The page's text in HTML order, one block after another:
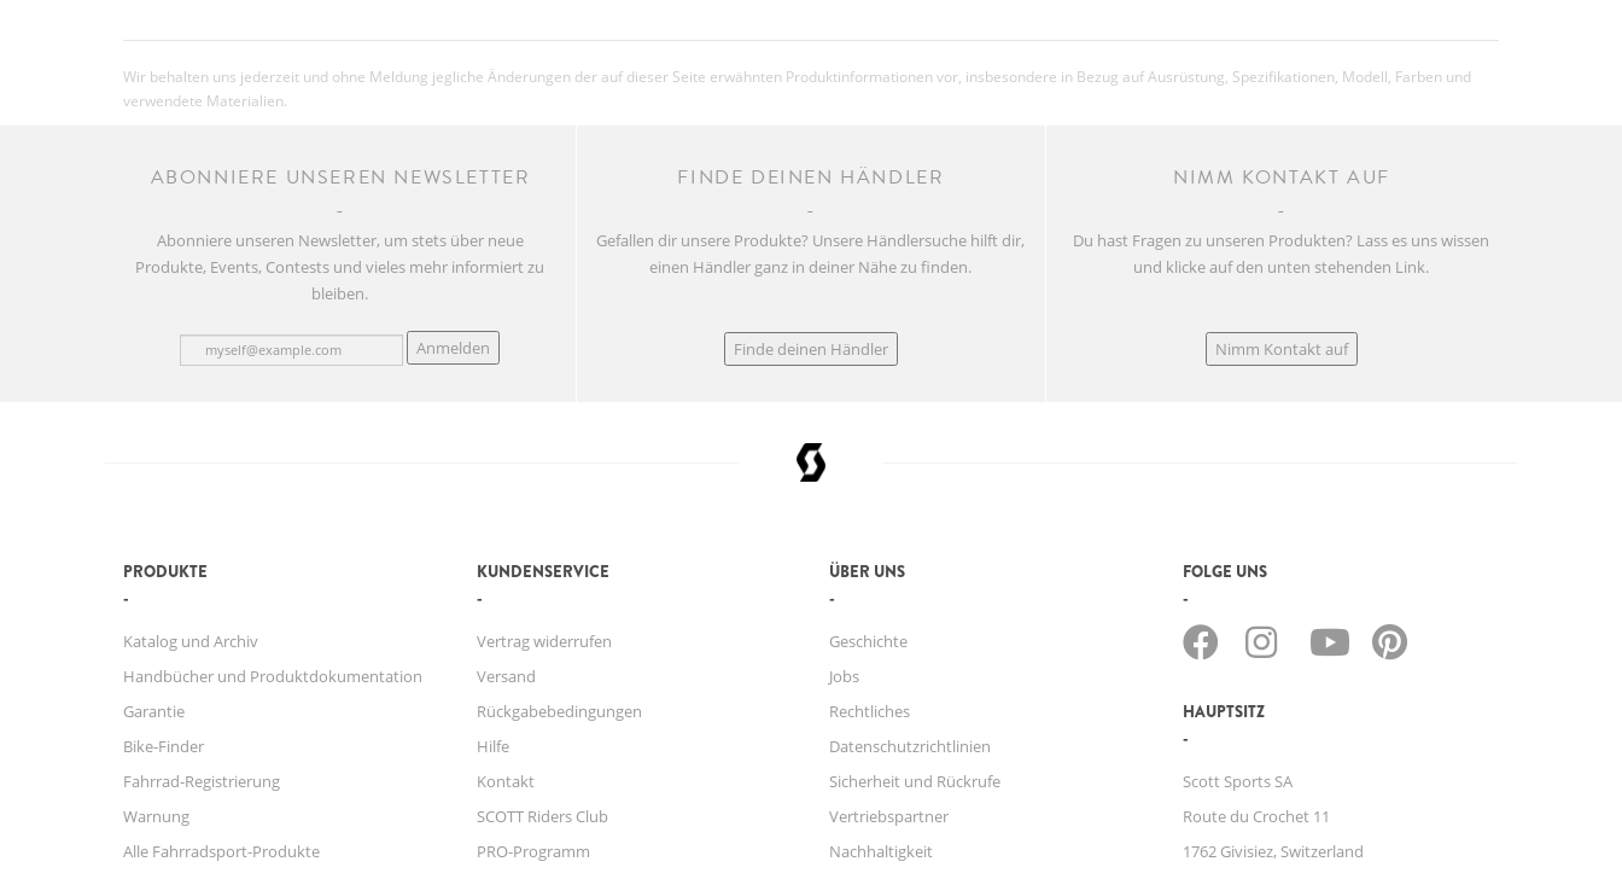
Wir behalten uns jederzeit und ohne Meldung jegliche Änderungen der auf dieser Seite erwähnten Produktinformationen vor, insbesondere in Bezug auf Ausrüstung, Spezifikationen, Modell, Farben und
verwendete Materialien.
ABONNIERE UNSEREN NEWSLETTER
Abonniere unseren Newsletter, um stets über neue
Produkte, Events, Contests und vieles mehr informiert zu
bleiben.
Anmelden
FINDE DEINEN HÄNDLER
Gefallen dir unsere Produkte? Unsere Händlersuche hilft dir,
einen Händler ganz in deiner Nähe zu finden.
Finde deinen Händler
NIMM KONTAKT AUF
Du hast Fragen zu unseren Produkten? Lass es uns wissen
und klicke auf den unten stehenden Link.
Nimm Kontakt auf
PRODUKTE
Katalog und Archiv
Handbücher und Produktdokumentation
Garantie
Bike-Finder
Fahrrad-Registrierung
Warnung
Alle Fahrradsport-Produkte
KUNDENSERVICE
Vertrag widerrufen
Versand
Rückgabebedingungen
Hilfe
Kontakt
SCOTT Riders Club
PRO-Programm
ÜBER UNS
Geschichte
Jobs
Rechtliches
Datenschutzrichtlinien
Sicherheit und Rückrufe
Vertriebspartner
Nachhaltigkeit
FOLGE UNS
HAUPTSITZ
Scott Sports SA
Route du Crochet 11
1762 Givisiez, Switzerland